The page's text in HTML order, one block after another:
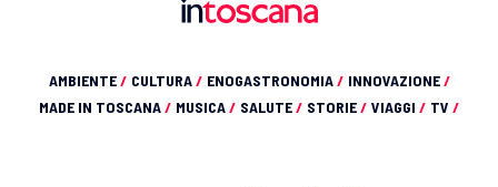
AMBIENTE/ CULTURA/ ENOGASTRONOMIA/ INNOVAZIONE/
MADE IN TOSCANA/ MUSICA/ SALUTE/ STORIE/ VIAGGI / TV /